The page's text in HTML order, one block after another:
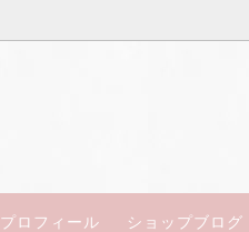
西洋骨董18世紀～19世
リモージュ・セーブル
プロフィール ショップブログ